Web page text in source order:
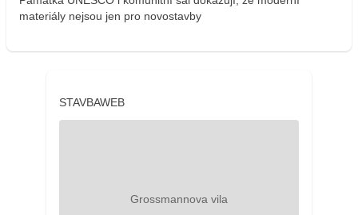
materiály nejsou jen pro novostavby
STAVBAWEB